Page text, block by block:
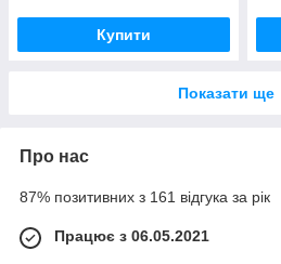
Купити
Показати ще
Про нас
87% позитивних з 161 відгука за рік
Працює з 06.05.2021